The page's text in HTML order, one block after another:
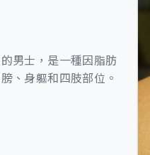
男士，是一種因脂肪
、身軀和四肢部位。